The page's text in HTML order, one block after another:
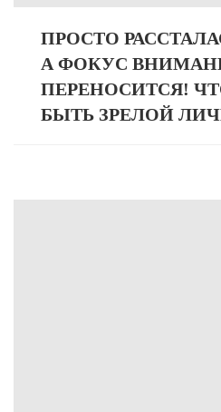
ПРОСТО
А ФОКУС
ПЕРЕНОСИТСЯ!
БЫТЬ ЗРЕЛОЙ